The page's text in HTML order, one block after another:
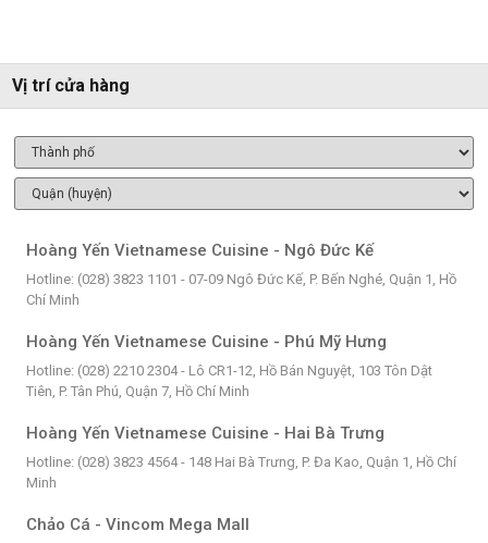
Vị trí cửa hàng
Hoàng Yến Vietnamese Cuisine - Ngô Đức Kế
Hotline: (028) 3823 1101 - 07-09 Ngô Đức Kế, P. Bến Nghé, Quận 1, Hồ
Chí Minh
Hoàng Yến Vietnamese Cuisine - Phú Mỹ Hưng
Hotline: (028) 2210 2304 - Lô CR1-12, Hồ Bán Nguyệt, 103 Tôn Dật
Tiên, P. Tân Phú, Quận 7, Hồ Chí Minh
Hoàng Yến Vietnamese Cuisine - Hai Bà Trưng
Hotline: (028) 3823 4564 - 148 Hai Bà Trưng, P. Đa Kao, Quận 1, Hồ Chí
Minh
Chảo Cá - Vincom Mega Mall